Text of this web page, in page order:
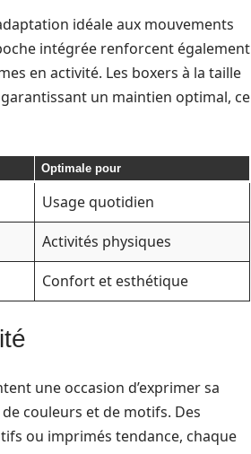
idéale aux mouvements
intégrée renforcent également
en activité. Les boxers à la taille
un maintien optimal, ce
Optimale pour
Usage quotidien
Activités physiques
Confort et esthétique
une occasion d’exprimer sa
couleurs et de motifs. Des
ou imprimés tendance, chaque